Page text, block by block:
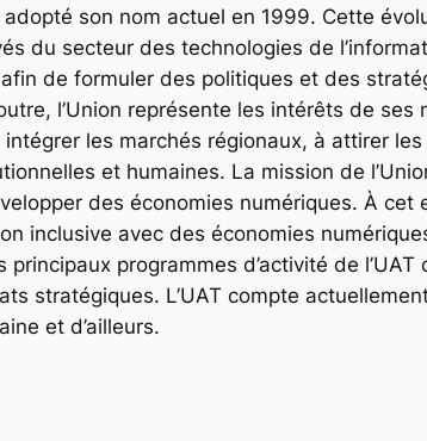
son nom actuel en 1999. Cette
du secteur des technologies de
de formuler des politiques et des
l’Union représente les intérêts de ses
les marchés régionaux, à attirer les
et humaines. La mission de
des économies numériques. À cet
inclusive avec des économies
programmes d’activité de l’UAT
stratégiques. L’UAT compte
et d’ailleurs.